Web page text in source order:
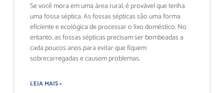
Se você mora em uma área rural, é provável que tenha
uma fossa séptica. As fossas sépticas são uma forma
eficiente e ecológica de processar o lixo doméstico. No
entanto, as fossas sépticas precisam ser bombeadas a
cada poucos anos para evitar que fiquem
sobrecarregadas e causem problemas.
LEIA MAIS »